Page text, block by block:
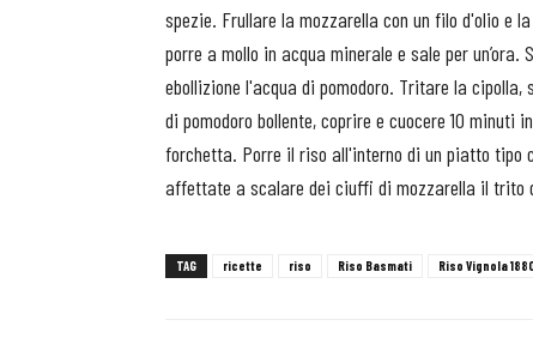
spezie. Frullare la mozzarella con un filo d'olio e
porre a mollo in acqua minerale e sale per
ebollizione l'acqua di pomodoro. Tritare la cipolla,
di pomodoro bollente, coprire e cuocere 10 minuti
forchetta. Porre il riso all'interno di un piatto tipo
affettate a scalare dei ciuffi di mozzarella il trito
TAG ricette riso Riso Basmati Riso Vignola